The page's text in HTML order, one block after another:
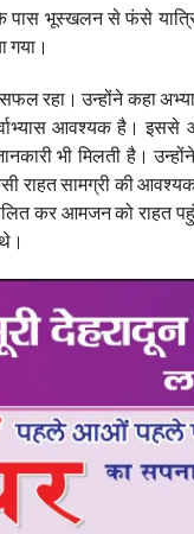
के पास भूस्खलन से फंसे
गया।
रहा। उन्होंने कहा
आवश्यक है।
भी मिलती है।
राहत सामग्री की
कर आमजन को